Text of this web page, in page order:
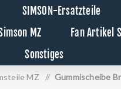
SIMSON-Ersatzteile
MZ
Fan Artikel
Sonstiges
MZ / Gummischeibe